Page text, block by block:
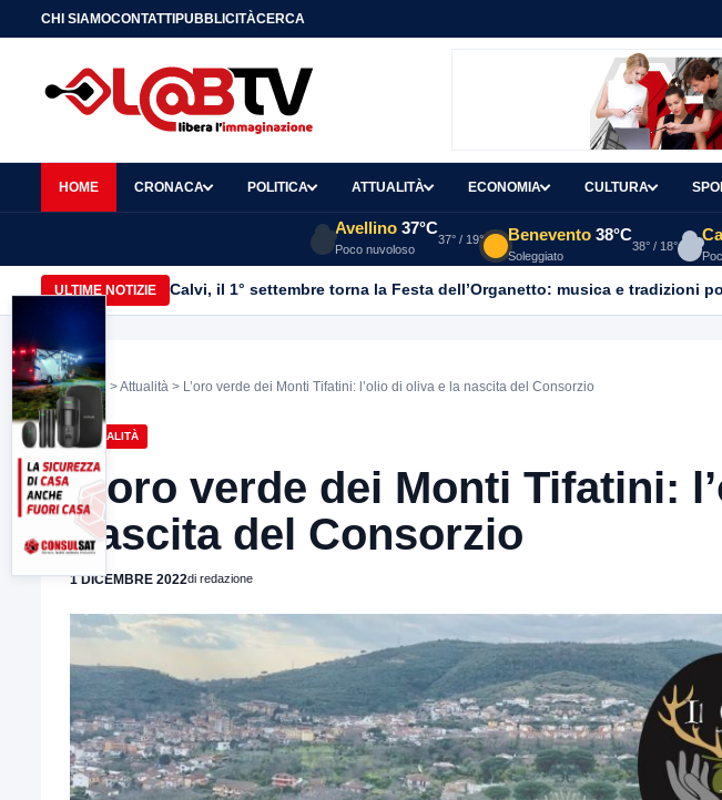
CHI SIAMOCONTATTIPUBBLICITÀCERCA
HOME CRONACA POLITICA ATTUALITÀ ECONOMIA CULTURA
Avellino 37°C
Poco nuvoloso
37° / 19° Benevento 38°C
Soleggiato
38° / 18°
ULTIME NOTIZIE Calvi, il 1° settembre torna la Festa dell’Organetto: musica e tradizioni
Home >Attualità > L’oro verde dei Monti Tifatini: l’olio di oliva e la nascita del Consorzio
ATTUALITÀ
L’oro verde dei Monti Tifatini:
nascita del Consorzio
1 DICEMBRE 2022di redazione